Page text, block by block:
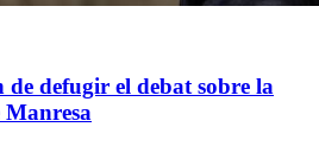
de defugir el debat sobre la